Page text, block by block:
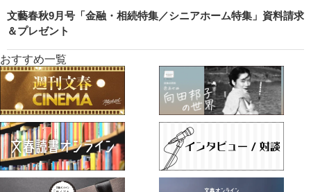
文藝春秋9月号「金融・相続特集／シニアホーム特集」資料請求
＆プレゼント
おすすめ一覧